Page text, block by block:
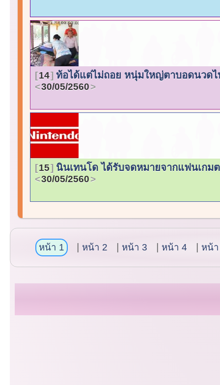
14 ท้อได้แต่ไม่ถอย หนุ่มใหญ่ตาบอดนวดไ
30/05/2560
15 นินเทนโด ได้รับจดหมายจากแฟนเกม
30/05/2560
หน้า 1 หน้า 2 หน้า 3 หน้า 4 หน้